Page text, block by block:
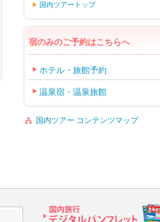
国内ツアートップ
宿のみのご予約はこちらへ
ホテル・旅館予約
温泉宿・温泉旅館
国内ツアー コンテンツマップ